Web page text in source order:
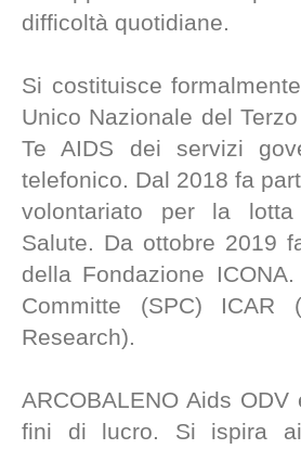
difficoltà quotidiane.
Si costituisce
Unico Nazionale del
Te AIDS dei servizi
telefonico. Dal 2018 fa
volontariato per la
Salute. Da ottobre 2019
della Fondazione
Committe (SPC) ICAR
Research).
ARCOBALENO Aids
fini di lucro. Si ispira